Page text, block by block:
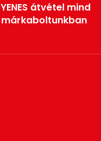
átvétel mind
márkaboltunkban